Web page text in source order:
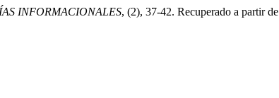
INFORMACIONALES, (2), 37-42. Recuperado a partir de